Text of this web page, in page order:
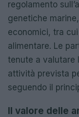
regolamento
genetiche
economici, tra
alimentare. Le
tenute a valutare
attività prevista
seguendo il
Il valore delle